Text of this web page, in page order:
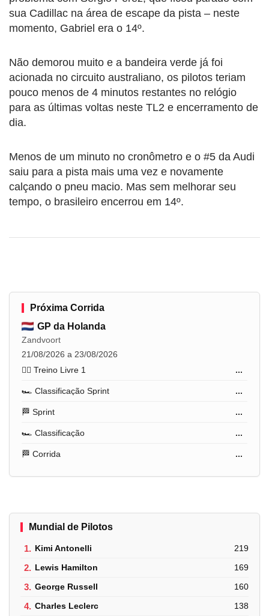
sua Cadillac na área de escape da pista – neste
momento, Gabriel era o 14º.
Não demorou muito e a bandeira verde já foi
acionada no circuito australiano, os pilotos teriam
pouco menos de 4 minutos restantes no relógio
para as últimas voltas neste TL2 e encerramento de
dia.
Menos de um minuto no cronômetro e o #5 da Audi
saiu para a pista mais uma vez e novamente
calçando o pneu macio. Mas sem melhorar seu
tempo, o brasileiro encerrou em 14º.
Próxima Corrida
GP da Holanda
Zandvoort
21/08/2026 a 23/08/2026
🏋️‍♂️ Treino Livre 1
...
🏎️ Classificação Sprint ...
🏁 Sprint ...
🏎️ Classificação ...
🏁 Corrida ...
Mundial de Pilotos
1. Kimi Antonelli 219
2. Lewis Hamilton 169
3. George Russell 160
4. Charles Leclerc 138